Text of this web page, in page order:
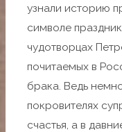
узнали историю
символе
чудотворцах
почитаемых в
брака. Ведь
покровителях
счастья, а в